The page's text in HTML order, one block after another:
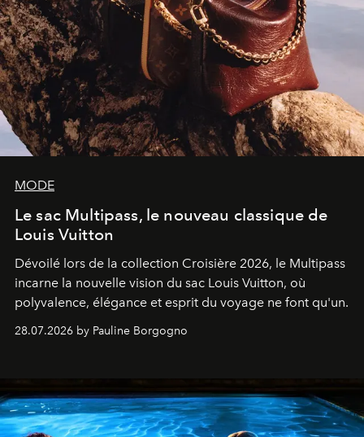
MODE
Le sac Multipass, le nouveau classique de
Louis Vuitton
Dévoilé lors de la collection Croisière 2026, le Multipass
incarne la nouvelle vision du sac Louis Vuitton, où
polyvalence, élégance et esprit du voyage ne font qu'un.
28.07.2026 by Pauline Borgogno